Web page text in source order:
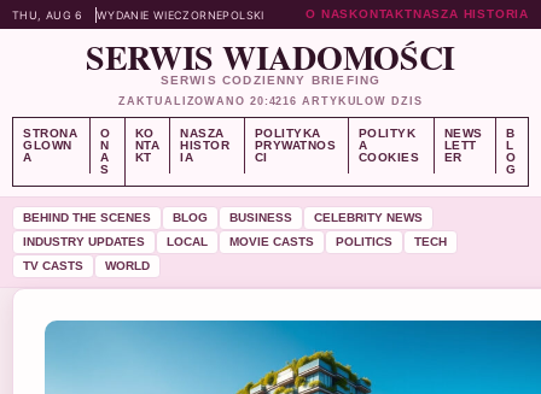
THU, AUG 6 WYDANIE WIECZORNEPOLSKI O NASKONTAKTNASZA HISTORIA
SERWIS WIADOMOŚCI
SERWIS CODZIENNY BRIEFING
ZAKTUALIZOWANO 20:4216 ARTYKULOW DZIS
STRONA
GLOWN
A
O
N
A
S
KO
NTA
KT
NASZA
HISTOR
IA
POLITYKA
PRYWATNOS
CI
POLITYK
A
COOKIES
NEWS
LETT
ER
B
L
O
G
BEHIND THE SCENES BLOG BUSINESS
CELEBRITY NEWS
INDUSTRY UPDATES
LOCAL MOVIE CASTS POLITICS
TECH
TV CASTS
WORLD